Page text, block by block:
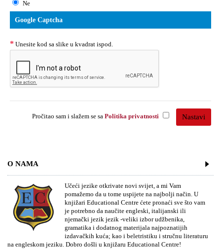
Ne
Google Captcha
Unesite kod sa slike u kvadrat ispod.
Pročitao sam i slažem se sa Politika privatnosti
O NAMA
Učeći jezike otkrivate novi svijet, a mi Vam
pomažemo da u tome uspijete na najbolji način. U
knjižari Educational Centre ćete pronaći sve što vam
je potrebno da naučite engleski, italijanski ili
njemački jezik jezik -veliki izbor udžbenika,
gramatika i dodatnog materijala najpoznatijih
izdavačkih kuća; kao i beletristiku i stručnu literaturu
na engleskom jeziku. Dobro došli u knjižaru Educational Centre!